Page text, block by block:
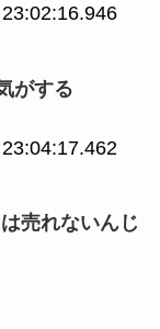
がする
売れないんじ